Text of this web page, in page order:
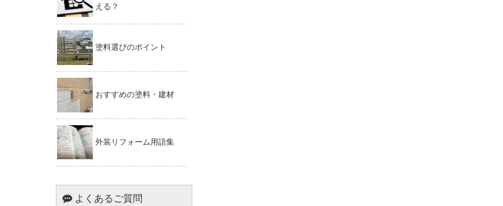
える？
塗料選びのポイント
おすすめの塗料・建材
外装リフォーム用語集
よくあるご質問